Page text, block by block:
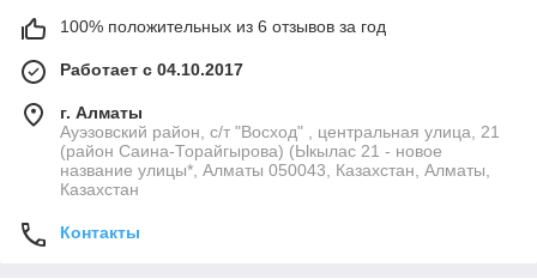
100% положительных из 6 отзывов за год
Работает с 04.10.2017
г. Алматы
Ауэзовский район, с/т "Восход" , центральная улица, 21
(район Саина-Торайгырова) (Ыкылас 21 - новое
название улицы*, Алматы 050043, Казахстан, Алматы,
Казахстан
Контакты